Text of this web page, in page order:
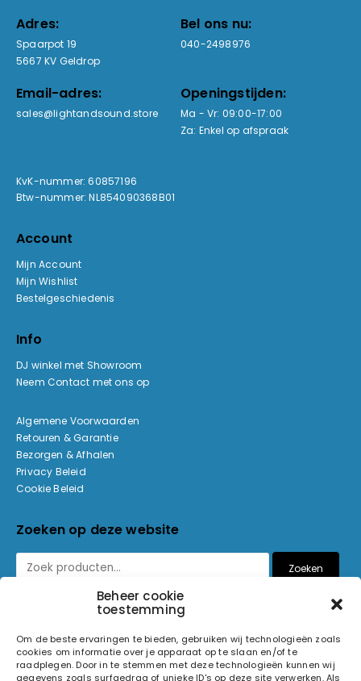
Beheer cookie
toestemming
Om de beste ervaringen te bieden, gebruiken wij technologieën zoals
cookies om informatie over je apparaat op te slaan en/of te
raadplegen. Door in te stemmen met deze technologieën kunnen wij
gegevens zoals surfgedrag of unieke ID's op deze site verwerken. Als
Adres:
Spaarpot 19
5667 KV Geldrop
Bel ons nu:
040-2498976
Email-adres:
sales@lightandsound.store
Openingstijden:
Ma - Vr: 09:00-17:00
Za: Enkel op afspraak
KvK-nummer: 60857196
Btw-nummer: NL854090368B01
Account
Mijn Account
Mijn Wishlist
Bestelgeschiedenis
Info
DJ winkel met Showroom
Neem Contact met ons op
Algemene Voorwaarden
Retouren & Garantie
Bezorgen & Afhalen
Privacy Beleid
Cookie Beleid
Zoeken op deze website
Zoeken